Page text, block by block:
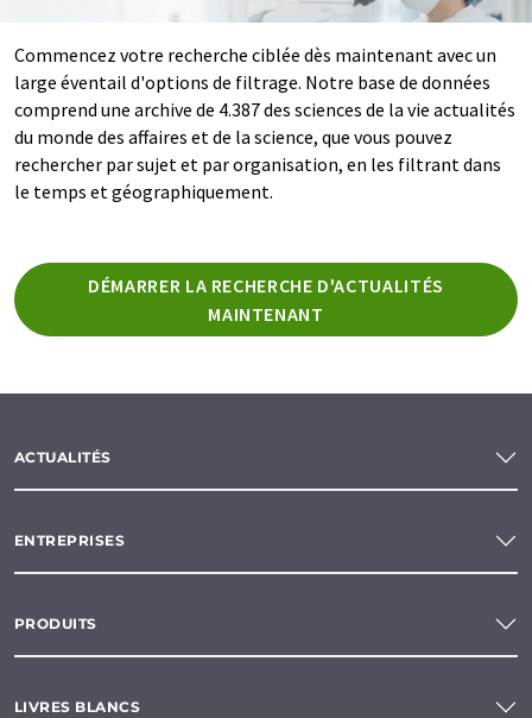
Commencez votre recherche ciblée dès maintenant avec un
large éventail d'options de filtrage. Notre base de données
comprend une archive de 4.387 des sciences de la vie actualités
du monde des affaires et de la science, que vous pouvez
rechercher par sujet et par organisation, en les filtrant dans
le temps et géographiquement.
DÉMARRER LA RECHERCHE D'ACTUALITÉS
MAINTENANT
ACTUALITÉS
ENTREPRISES
PRODUITS
LIVRES BLANCS